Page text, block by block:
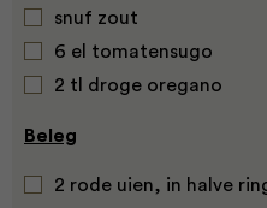
snuf zout
6 el tomatensugo
2 tl droge oregano
Beleg
2 rode uien, in halve